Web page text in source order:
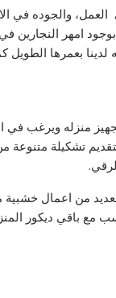
والجوده في
بوجود امهر
بعمرها الطويل
منزله ويرغب في
تشكيلة متنوعة
من اعمال
مع باقي ديكور